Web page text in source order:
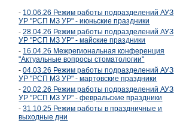
- 10.06.26 Режим работы подразделений АУЗ
УР "РСП МЗ УР" - июньские праздники
-28.04.26 Режим работы подразделений АУЗ
УР "РСП МЗ УР" - майские праздники
- 16.04.26 Межрегиональная конференция
"Актуальные вопросы стоматологии"
-04.03.26 Режим работы подразделений АУЗ
УР "РСП МЗ УР" - мартовские праздники
-20.02.26 Режим работы подразделений АУЗ
УР "РСП МЗ УР" - февральские праздники
-31.10.25 Режим работы в праздничные и
выходные дни